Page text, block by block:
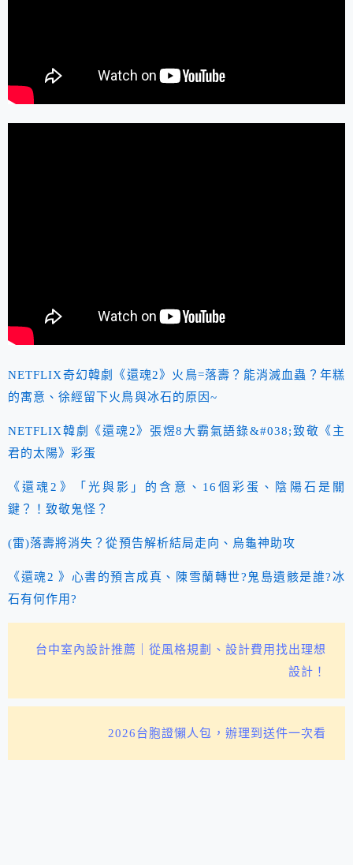
NETFLIX奇幻韓劇《還魂2》火鳥=落壽？能消滅血蟲？年糕
的寓意、徐經留下火鳥與冰石的原因~
NETFLIX韓劇《還魂2》張煜8大霸氣語錄&#038;致敬《主
君的太陽》彩蛋
《還魂2》「光與影」的含意、16個彩蛋、陰陽石是關
鍵？！致敬鬼怪？
(雷)落壽將消失？從預告解析結局走向、烏龜神助攻
《還魂2 》心書的預言成真、陳雪蘭轉世?鬼島遺骸是誰?冰
石有何作用?
台中室內設計推薦｜從風格規劃、設計費用找出理想
設計！
2026台胞證懶人包，辦理到送件一次看